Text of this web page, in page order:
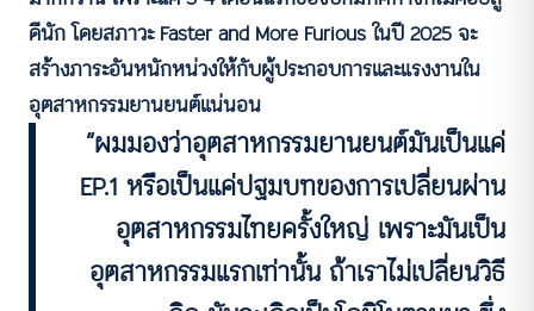
ดีนัก โดยสภาวะ Faster and More Furious ในปี 2025 จะ
สร้างภาระอันหนักหน่วงให้กับผู้ประกอบการและแรงงานใน
อุตสาหกรรมยานยนต์แน่นอน
“ผมมองว่าอุตสาหกรรมยานยนต์มันเป็นแค่
EP.1 หรือเป็นแค่ปฐมบทของการเปลี่ยนผ่าน
อุตสาหกรรมไทยครั้งใหญ่ เพราะมันเป็น
อุตสาหกรรมแรกเท่านั้น ถ้าเราไม่เปลี่ยนวิธี